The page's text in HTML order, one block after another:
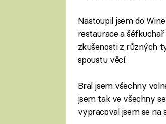
Nastoupil jsem do
restaurace a
zkušenosti z různých
spoustu věcí.
Bral jsem všechny
jsem tak ve všechny
vypracoval jsem se na